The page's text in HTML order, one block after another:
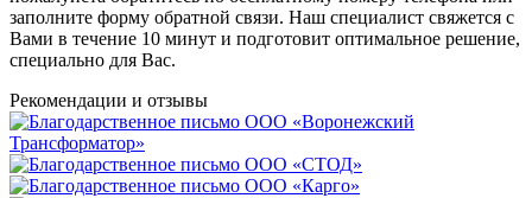
заполните форму обратной связи. Наш специалист свяжется с
Вами в течение 10 минут и подготовит оптимальное решение,
специально для Вас.
Рекомендации и отзывы